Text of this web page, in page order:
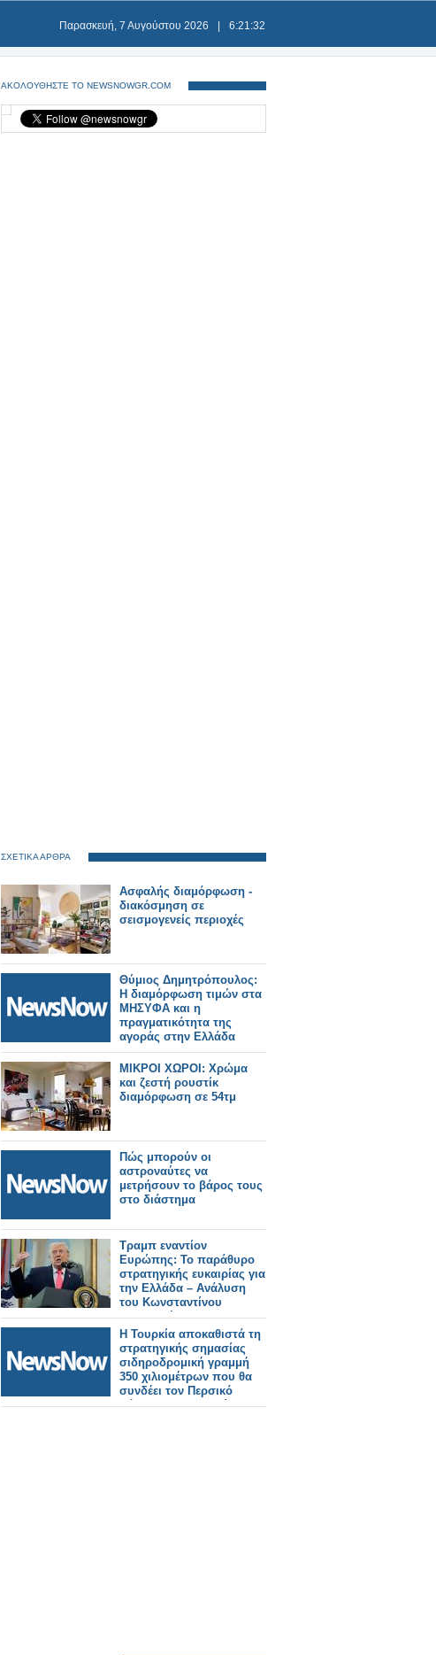
Παρασκευή, 7 Αυγούστου 2026 6:21:32
ΑΚΟΛΟΥΘΗΣΤΕ ΤΟ NEWSNOWGR.COM
ΣΧΕΤΙΚΑ ΑΡΘΡΑ
Ασφαλής διαμόρφωση -
διακόσμηση σε
σεισμογενείς περιοχές
Θύμιος Δημητρόπουλος:
Η διαμόρφωση τιμών στα
ΜΗΣΥΦΑ και η
πραγματικότητα της
αγοράς στην Ελλάδα
ΜΙΚΡΟΙ ΧΩΡΟΙ: Χρώμα
και ζεστή ρουστίκ
διαμόρφωση σε 54τμ
Πώς μπορούν οι
αστροναύτες να
μετρήσουν το βάρος τους
στο διάστημα
Τραμπ εναντίον
Ευρώπης: Το παράθυρο
στρατηγικής ευκαιρίας για
την Ελλάδα – Ανάλυση
του Κωνσταντίνου
Μπαλωμένου
Η Τουρκία αποκαθιστά τη
στρατηγικής σημασίας
σιδηροδρομική γραμμή
350 χιλιομέτρων που θα
συνδέει τον Περσικό
Κόλπο με την Ευρώπη.